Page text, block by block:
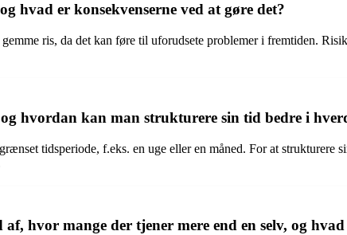
hvad er konsekvenserne ved at gøre det?
ris, da det kan føre til uforudsete problemer i fremtiden.
hvordan kan man strukturere sin tid bedre i
tidsperiode, f.eks. en uge eller en måned. For at
hvor mange der tjener mere end en selv, og